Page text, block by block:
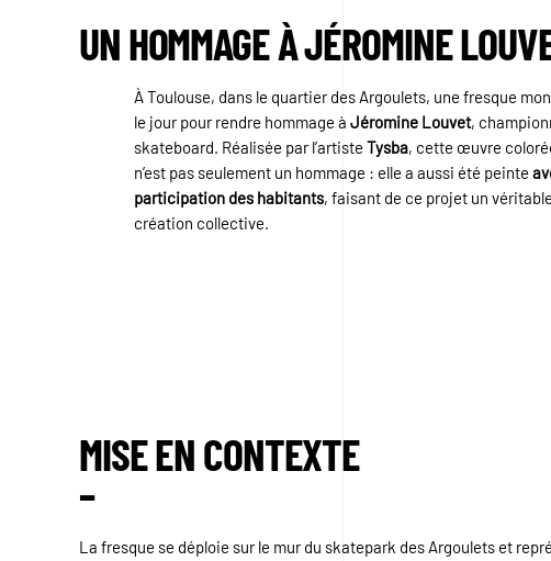
UN HOMMAGE À JÉROMINE
À Toulouse, dans le quartier des Argoulets, une fresque
le jour pour rendre hommage à Jéromine Louvet,
skateboard. Réalisée par l’artiste Tysba, cette œuvre
n’est pas seulement un hommage : elle a aussi été peinte
participation des habitants, faisant de ce projet un
création collective.
MISE EN CONTEXTE
–
La fresque se déploie sur le mur du skatepark des Argoulets et